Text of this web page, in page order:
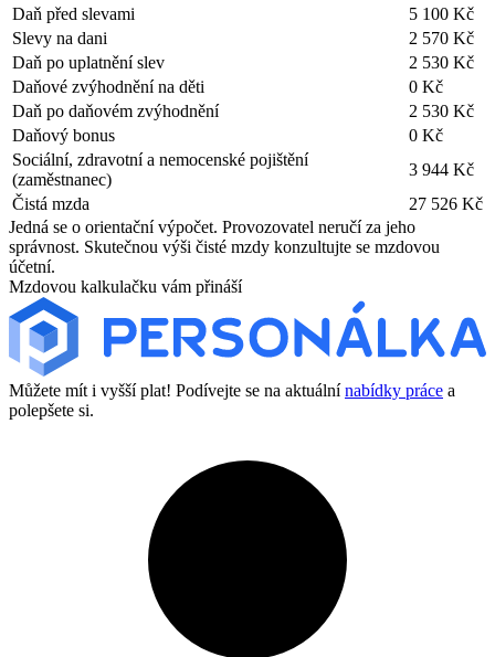
Daň před slevami
5 100 Kč
Slevy na dani
2 570 Kč
Daň po uplatnění slev
2 530 Kč
Daňové zvýhodnění na děti
0 Kč
Daň po daňovém zvýhodnění
2 530 Kč
Daňový bonus
0 Kč
Sociální, zdravotní a nemocenské pojištění
(zaměstnanec)
3 944 Kč
Čistá mzda
27 526 Kč
Jedná se o orientační výpočet. Provozovatel neručí za jeho
správnost. Skutečnou výši čisté mzdy konzultujte se mzdovou
účetní.
Mzdovou kalkulačku vám přináší
Můžete mít i vyšší plat! Podívejte se na aktuálnínabídky práce a
polepšete si.